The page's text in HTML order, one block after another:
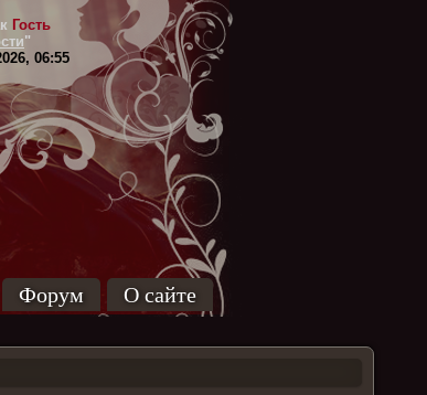
Гость
"
06:55
Форум О сайте